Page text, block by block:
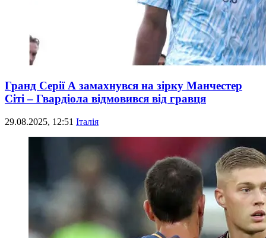
Гранд Серії А замахнувся на зірку Манчестер
Сіті – Гвардіола відмовився від гравця
29.08.2025, 12:51 Італія